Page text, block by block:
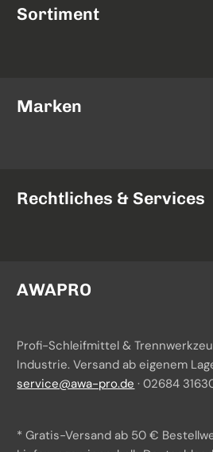
Sortiment
Trennscheiben
Schleifrollen
Marken
Mirka
TAF Abrasivi
Rechtliches & Services
Widerrufsrecht
Batteriegesetzhinweise
Impressum
AWAPRO
Profi-Schleifmittel &
Industrie. Versand ab eigenem
service@awa-pro.de · 02684
* Gratis-Versand ab 50 €